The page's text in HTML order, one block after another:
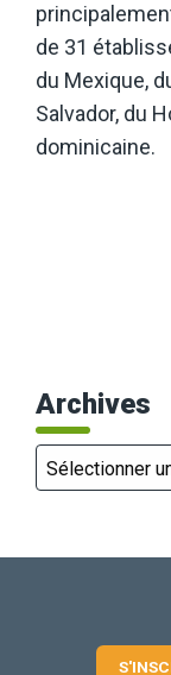
de 31
du Mexique,
Salvador, du
dominicaine.
Archives
Archives